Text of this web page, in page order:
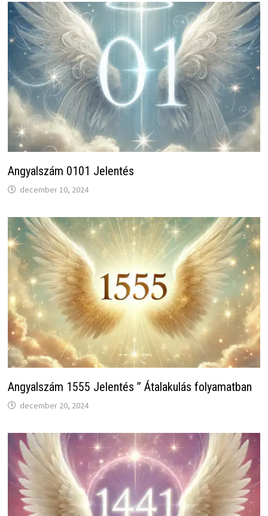
Angyalszám 0101 Jelentés
december 10, 2024
Angyalszám 1555 Jelentés ” Átalakulás folyamatban
december 20, 2024